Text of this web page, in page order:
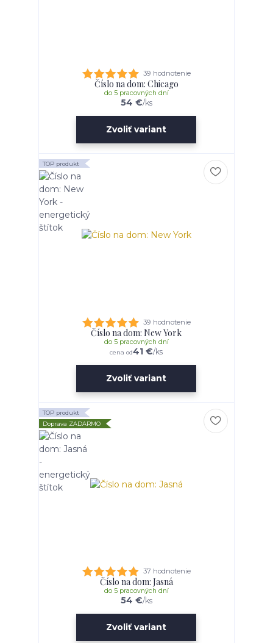
39 hodnotenie
Číslo na dom: Chicago
54 €/ks
do 5 pracovných dní
Zvoliť variant
TOP produkt
39 hodnotenie
Číslo na dom: New York
cena od41 €/ks
do 5 pracovných dní
Zvoliť variant
TOP produkt
Doprava ZADARMO
37 hodnotenie
Číslo na dom: Jasná
54 €/ks
do 5 pracovných dní
Zvoliť variant